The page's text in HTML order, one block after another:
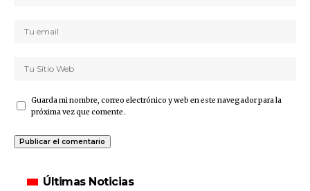
Guarda mi nombre, correo electrónico y web en este navegador para la
próxima vez que comente.
Últimas Noticias